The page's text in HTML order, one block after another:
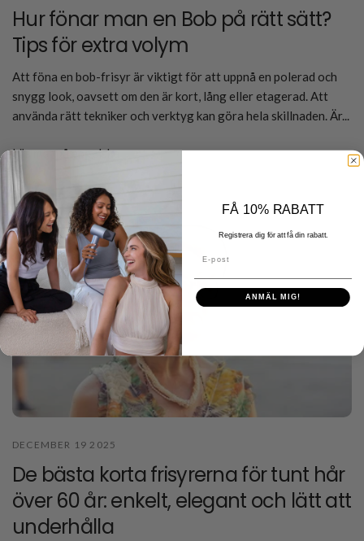
Hur fönar man en Bob på rätt sätt?
Tips för extra volym
Att föna en bob-frisyr är viktigt för att uppnå en polerad och
snygg look, oavsett om den är kort, lång eller etagerad. Att
använda rätt tekniker och verktyg kan göra hela skillnaden. Är...
Läs mer på engelska
DECEMBER 19 2025
De bästa korta frisyrerna för tunt hår
över 60 år: enkelt, elegant och lätt att
underhålla
FÅ 10% RABATT
Registrera dig för att få din rabatt.
ANMÄL MIG!